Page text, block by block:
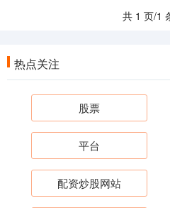
共 1 页/1
热点关注
股票
平台
配资炒股网站